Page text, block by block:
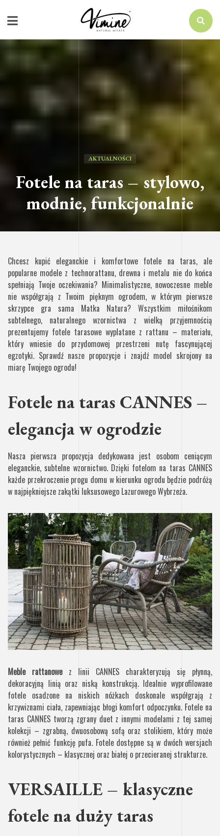
AKTUALNOŚCI
Fotele na taras – stylowo,
modnie, funkcjonalnie
Chcesz kupić eleganckie i komfortowe fotele na taras, ale
popularne modele z technorattanu, drewna i metalu nie do końca
spełniają Twoje oczekiwania? Minimalistyczne, nowoczesne meble
nie współgrają z Twoim pięknym ogrodem, w którym pierwsze
skrzypce gra sama Matka Natura? Wszystkim miłośnikom
subtelnego, naturalnego wzornictwa z wielką przyjemnością
prezentujemy fotele tarasowe wyplatane z rattanu – materiału,
który wniesie do przydomowej przestrzeni nutę fascynującej
egzotyki. Sprawdź nasze propozycje i znajdź model skrojony na
miarę Twojego ogrodu!
Fotele na taras CANNES –
elegancja w ogrodzie
Nasza pierwsza propozycja dedykowana jest osobom ceniącym
eleganckie, subtelne wzornictwo. Dzięki fotelom na taras CANNES
każde przekroczenie progu domu w kierunku ogrodu będzie podróżą
w najpiękniejsze zakątki luksusowego Lazurowego Wybrzeża.
Meble rattanowez linii CANNES charakteryzują się płynną,
dekoracyjną linią oraz niską konstrukcją. Idealnie wyprofilowane
fotele osadzone na niskich nóżkach doskonale współgrają z
krzywiznami ciała, zapewniając błogi komfort odpoczynku. Fotele na
taras CANNES tworzą zgrany duet z innymi modelami z tej samej
kolekcji – zgrabną, dwuosobową sofą oraz stolikiem, który może
również pełnić funkcję pufa. Fotele dostępne są w dwóch wersjach
kolorystycznych – klasycznej oraz białej o przecieranej strukturze.
VERSAILLE – klasyczne
fotele na duży taras